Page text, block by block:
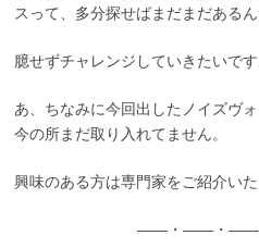
スって、多分探せばまだまだあるん
臆せずチャレンジしていきたいです
あ、ちなみに今回出したノイズヴ
今の所まだ取り入れてません。
興味のある方は専門家をご紹介い
――・――・